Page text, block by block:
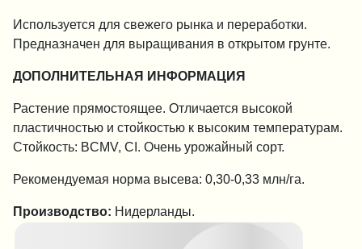
Используется для свежего рынка и переработки.
Предназначен для выращивания в открытом грунте.
ДОПОЛНИТЕЛЬНАЯ ИНФОРМАЦИЯ
Растение прямостоящее. Отличается высокой
пластичностью и стойкостью к высоким температурам.
Стойкость: BCMV, CI. Очень урожайный сорт.
Рекомендуемая норма высева: 0,30-0,33 млн/га.
Производство: Нидерланды.